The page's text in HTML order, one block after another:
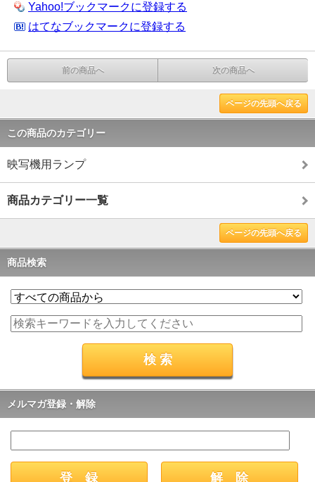
Yahoo!ブックマークに登録する
はてなブックマークに登録する
前の商品へ 次の商品へ
ページの先頭へ戻る
この商品のカテゴリー
映写機用ランプ
商品カテゴリー一覧
ページの先頭へ戻る
商品検索
メルマガ登録・解除